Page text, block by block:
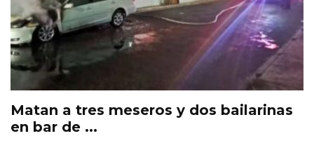
Matan a tres meseros y dos bailarinas
en bar de ...